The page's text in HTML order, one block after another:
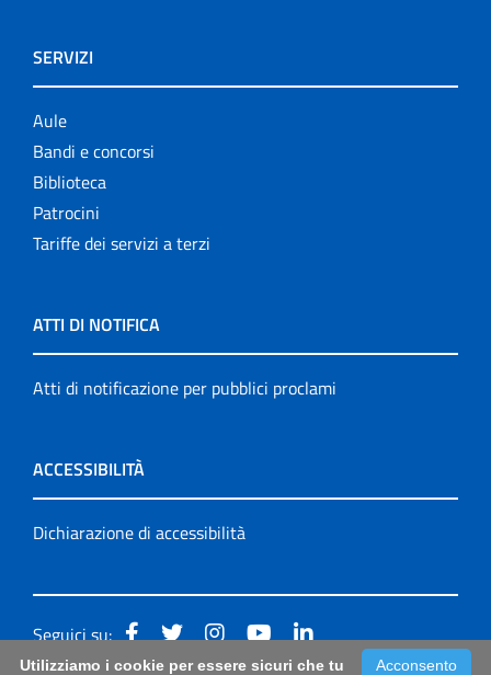
SERVIZI
Aule
Bandi e concorsi
Biblioteca
Patrocini
Tariffe dei servizi a terzi
ATTI DI NOTIFICA
Atti di notificazione per pubblici proclami
ACCESSIBILITÀ
Dichiarazione di accessibilità
Seguici su:
Acconsento
Utilizziamo i cookie per essere sicuri che tu